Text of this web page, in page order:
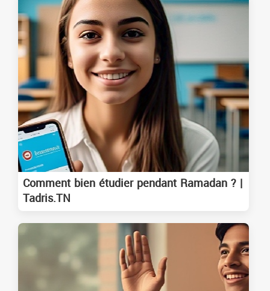
Comment bien étudier pendant Ramadan ? |
Tadris.TN